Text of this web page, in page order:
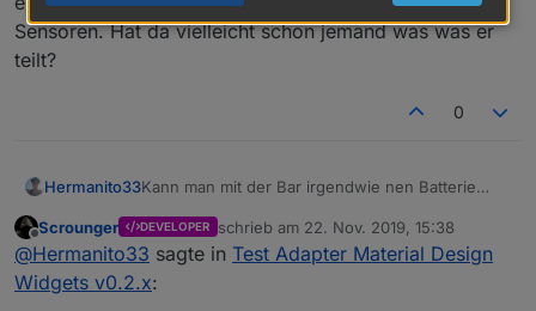
Sensoren. Hat da vielleicht schon jemand was was er
teilt?
0
Hermanito33Kann man mit der Bar irgendwie nen Batterie
Batterien der Xiaomi Sensoren. Hat da vielleicht
schon jemand was was er teilt?
Offline
Scrounger DEVELOPER schrieb am 22. Nov. 2019, 15:38
zuletzt editiert von
@Hermanito33 sagte in Test Adapter Material Design
Widgets v0.2.x: